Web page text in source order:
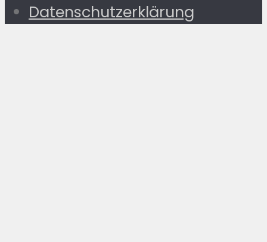
Datenschutzerklärung